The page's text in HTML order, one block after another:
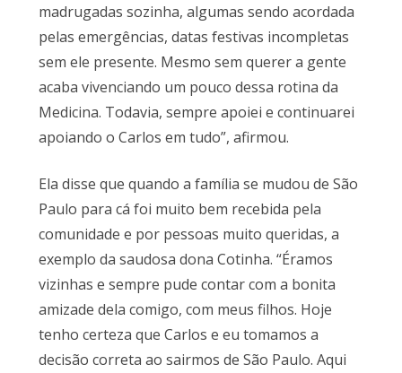
madrugadas sozinha, algumas sendo acordada
pelas emergências, datas festivas incompletas
sem ele presente. Mesmo sem querer a gente
acaba vivenciando um pouco dessa rotina da
Medicina. Todavia, sempre apoiei e continuarei
apoiando o Carlos em tudo”, afirmou.
Ela disse que quando a família se mudou de São
Paulo para cá foi muito bem recebida pela
comunidade e por pessoas muito queridas, a
exemplo da saudosa dona Cotinha. “Éramos
vizinhas e sempre pude contar com a bonita
amizade dela comigo, com meus filhos. Hoje
tenho certeza que Carlos e eu tomamos a
decisão correta ao sairmos de São Paulo. Aqui